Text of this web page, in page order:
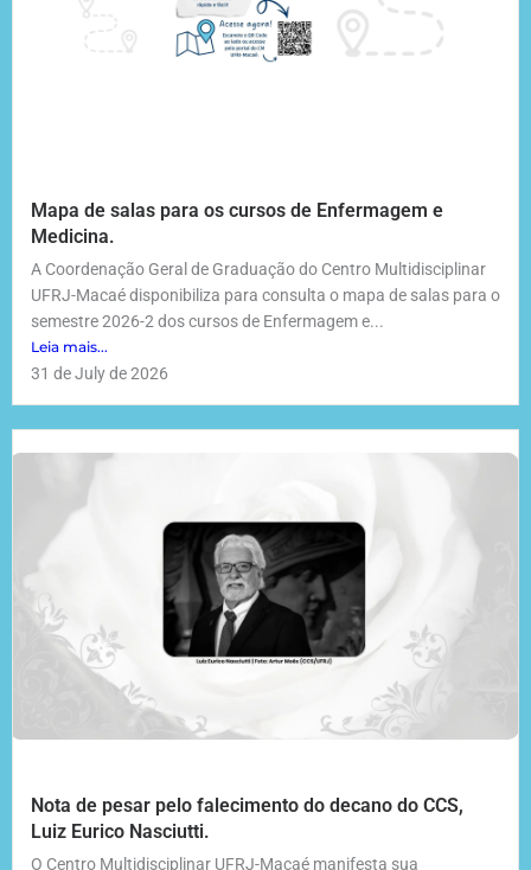
Mapa de salas para os cursos de Enfermagem e
Medicina.
A Coordenação Geral de Graduação do Centro Multidisciplinar
UFRJ-Macaé disponibiliza para consulta o mapa de salas para o
semestre 2026-2 dos cursos de Enfermagem e...
Leia mais...
31 de July de 2026
Nota de pesar pelo falecimento do decano do CCS,
Luiz Eurico Nasciutti.
O Centro Multidisciplinar UFRJ-Macaé manifesta sua